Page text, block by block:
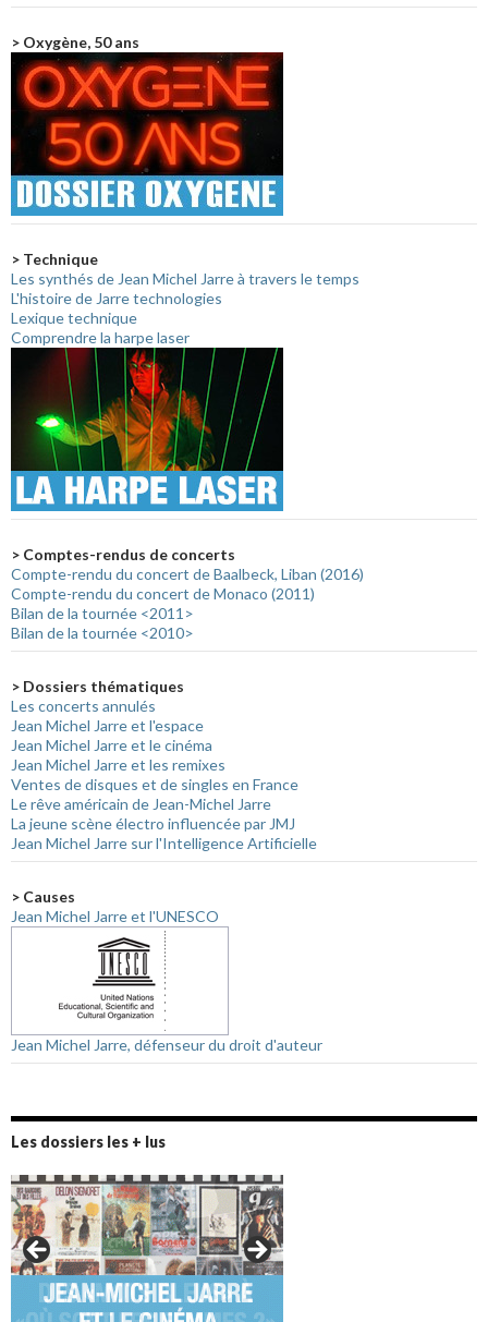
> Oxygène, 50 ans
> Technique
Les synthés de Jean Michel Jarre à travers le temps
L'histoire de Jarre technologies
Lexique technique
Comprendre la harpe laser
> Comptes-rendus de concerts
Compte-rendu du concert de Baalbeck, Liban (2016)
Compte-rendu du concert de Monaco (2011)
Bilan de la tournée <2011>
Bilan de la tournée <2010>
> Dossiers thématiques
Les concerts annulés
Jean Michel Jarre et l'espace
Jean Michel Jarre et le cinéma
Jean Michel Jarre et les remixes
Ventes de disques et de singles en France
Le rêve américain de Jean-Michel Jarre
La jeune scène électro influencée par JMJ
Jean Michel Jarre sur l'Intelligence Artificielle
> Causes
Jean Michel Jarre et l'UNESCO
Jean Michel Jarre, défenseur du droit d'auteur
Les dossiers les + lus